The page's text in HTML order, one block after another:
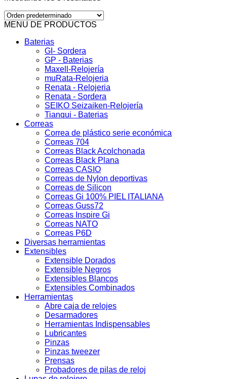
MENU DE PRODUCTOS
Baterias
GI- Sordera
GP - Baterias
Maxell-Relojería
muRata-Relojeria
Renata - Relojeria
Renata - Sordera
SEIKO Seizaiken-Relojería
Tianqui - Baterias
Correas
Correa de plástico serie económica
Correas 704
Correas Black Acolchonada
Correas Black Plana
Correas CASIO
Correas de Nylon deportivas
Correas de Silicon
Correas Gi 100% PIEL ITALIANA
Correas Guss72
Correas Inspire Gi
Correas NATO
Correas P6D
Diversas herramientas
Extensibles
Extensible Dorados
Extensible Negros
Extensibles Blancos
Extensibles Combinados
Herramientas
Abre caja de relojes
Desarmadores
Herramientas Indispensables
Lubricantes
Pinzas
Pinzas tweezer
Prensas
Probadores de pilas de reloj